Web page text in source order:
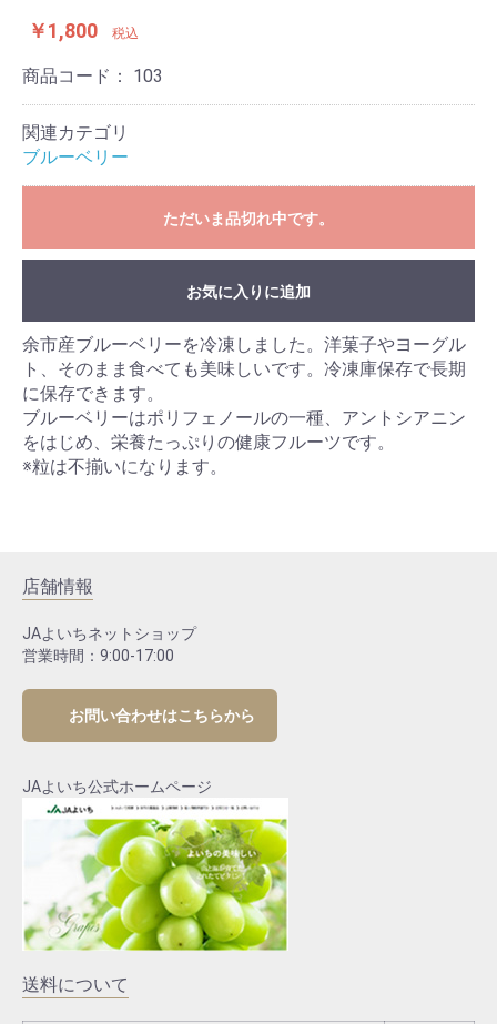
￥1,800 税込
商品コード： 103
関連カテゴリ
ブルーベリー
ただいま品切れ中です。
お気に入りに追加
余市産ブルーベリーを冷凍しました。洋菓子やヨーグル
ト、そのまま食べても美味しいです。冷凍庫保存で長期
に保存できます。
ブルーベリーはポリフェノールの一種、アントシアニン
をはじめ、栄養たっぷりの健康フルーツです。
※粒は不揃いになります。
店舗情報
JAよいちネットショップ
営業時間：9:00-17:00
お問い合わせはこちらから
JAよいち公式ホームページ
送料について